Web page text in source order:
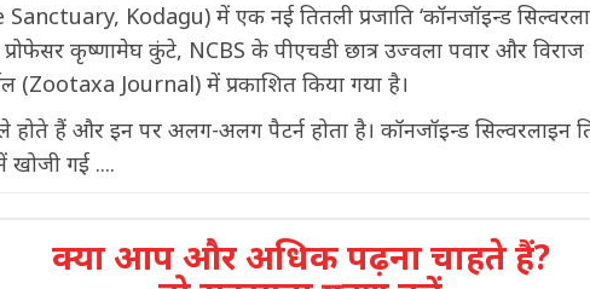
Kodagu) में एक नई तितली प्रजाति ‘कॉनजॉइन्ड
कृष्णामेघ कुंटे, NCBS के पीएचडी छात्र उज्वला पवार और विराज
(Zootaxa Journal) में प्रकाशित किया गया है।
हैं और इन पर अलग-अलग पैटर्न होता है। कॉनजॉइन्ड
खोजी गई ....
क्या आप और अधिक पढ़ना चाहते हैं?